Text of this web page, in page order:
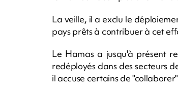
La veille, il a exclu le
pays prêts à contribuer à cet
Le Hamas a jusqu'à présent
redéployés dans des secteurs
il accuse certains de